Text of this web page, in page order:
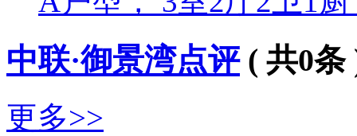
中联·御景湾点评 ( 共0条
更多>>